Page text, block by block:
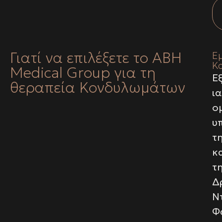
Γιατί να επιλέξετε το ABH
Medical Group για τη
θεραπεία Κονδυλωμάτων